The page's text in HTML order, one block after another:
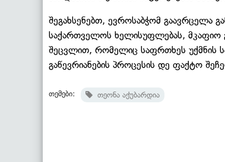
შეგახსენებთ, ევროსაბჭომ გაავრცელა
საქართველოს ხელისუფლებას, მკაფიო
შეცვლით, რომელიც საფრთხეს უქმნის
გაწევრიანების პროცესის დე ფაქტო
თემები: თეონა აქუბარდია